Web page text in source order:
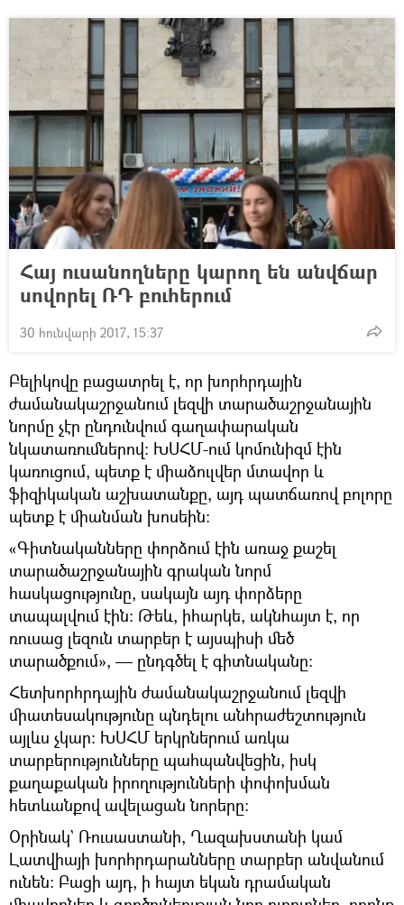
Հայ ուսանողները կարող են անվճար
սովորել ՌԴ բուհերում
30 հունվարի 2017, 15:37
Բելիկովը բացատրել է, որ խորհրդային
ժամանակաշրջանում լեզվի տարածաշրջանային
նորմը չէր ընդունվում գաղափարական
նկատառումներով։ ԽՍՀՄ-ում կոմունիզմ էին
կառուցում, պետք է միաձուլվեր մտավոր և
ֆիզիկական աշխատանքը, այդ պատճառով բոլորը
պետք է միանման խոսեին։
«Գիտնականները փորձում էին առաջ քաշել
տարածաշրջանային գրական նորմ
հասկացությունը, սակայն այդ փորձերը
տապալվում էին։ Թեև, իհարկե, ակնհայտ է, որ
ռուսաց լեզուն տարբեր է այսպիսի մեծ
տարածքում», — ընդգծել է գիտնականը։
Հետխորհրդային ժամանակաշրջանում լեզվի
միատեսակությունը պնդելու անհրաժեշտություն
այլևս չկար։ ԽՍՀՄ երկրներում առկա
տարբերությունները պահպանվեցին, իսկ
քաղաքական իրողությունների փոփոխման
հետևանքով ավելացան նորերը։
Օրինակ` Ռուսաստանի, Ղազախստանի կամ
Լատվիայի խորհրդարանները տարբեր անվանում
ունեն։ Բացի այդ, ի հայտ եկան դրամական